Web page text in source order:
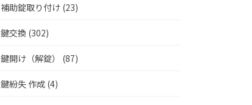
補助錠取り付け (23)
鍵交換 (302)
鍵開け（解錠） (87)
鍵紛失 作成 (4)